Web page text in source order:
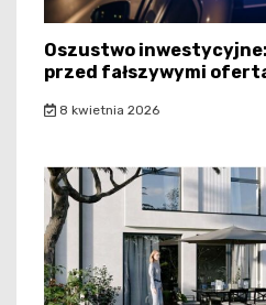
Oszustwo
przed fałszywymi
8 kwietnia 2026